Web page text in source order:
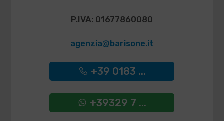
P.IVA: 01677860080
agenzia@barisone.it
+39 0183 ...
+39329 7 ...